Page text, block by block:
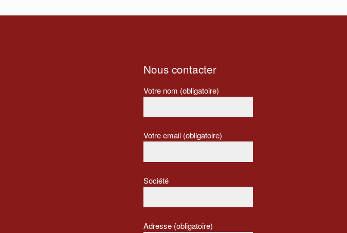
Nous contacter
Votre nom (obligatoire)
Votre email (obligatoire)
Société
Adresse (obligatoire)